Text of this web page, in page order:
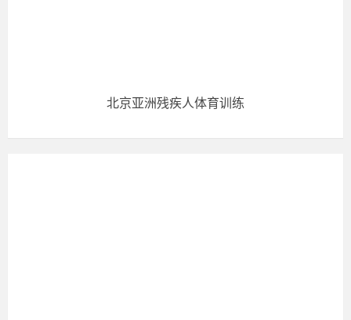
北京亚洲残疾人体育训练